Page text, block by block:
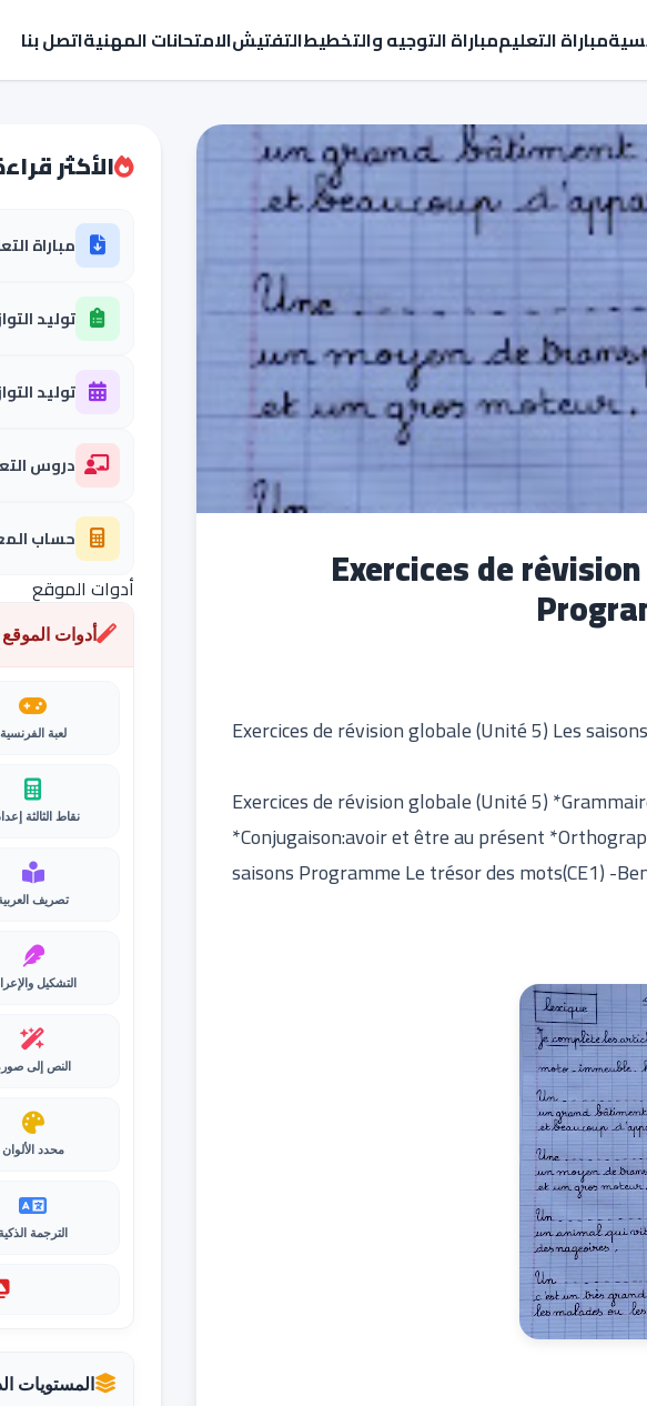
مباراة التعليممباراة التوجيه والتخطيطالتفتيشالامتحانات المهنيةاتصل بنا
Exercices de
Exercices de révision globale (Unité 5) Les
Exercices de révision globale (Unité 5)
*Conjugaison:avoir et être au présent
saisons Programme Le trésor des mots(CE1) -
الأكثر
مباراة
توليد
توليد
دروس
حساب
أدوات الموقع
أدوات الموقع
لعبة الفرنسية
نقاط الثالثة
تصريف
التشكيل
النص إلى
محدد الألوان
الترجمة
المستويات